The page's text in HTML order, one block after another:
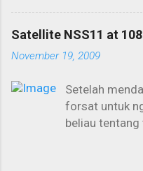
dalam kapasitas yang
konvensional akan lebih
dikoneksikan lewat
menjadi primadona
PC secara maksimal.
seperangkat PC dan
layanan ISP lewat
Satellite NSS11 at
November 19, 2009
Setelah
forsat untuk
beliau tentang
(request dari